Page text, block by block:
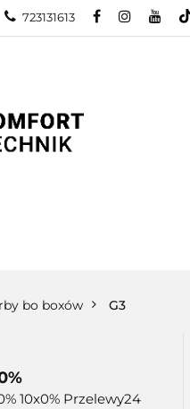
723131613
NAMIOTY DACHOWE
bo boxów G3
10x0% Przelewy24